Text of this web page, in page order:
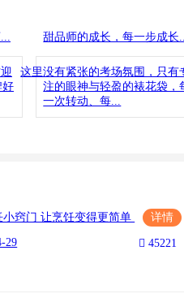
好
甜品师的成长，每一步成长
这里没有紧张的考场氛围，只有
注的眼神与轻盈的裱花袋，
一次转动、每...
小窍门 让烹饪变得更简单 详情
29  45221